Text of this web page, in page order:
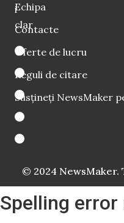
i
clar
Echipa
Contacte
Oferte de lucru
Reguli de citare
Susțineți NewsMaker
© 2024
Spelling